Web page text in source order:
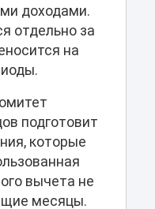
доходами.
отдельно за
на
подготовит
которые
вычета не
месяцы.